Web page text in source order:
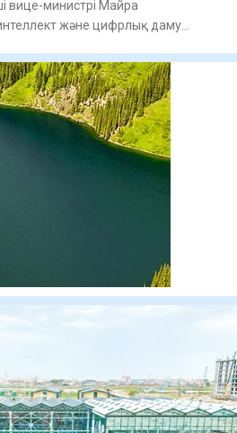
вице-министрі Майра
және цифрлық даму